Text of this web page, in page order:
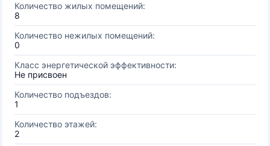
Количество жилых помещений:
8
Количество нежилых помещений:
0
Класс энергетической эффективности:
Не присвоен
Количество подъездов:
1
Количество этажей:
2